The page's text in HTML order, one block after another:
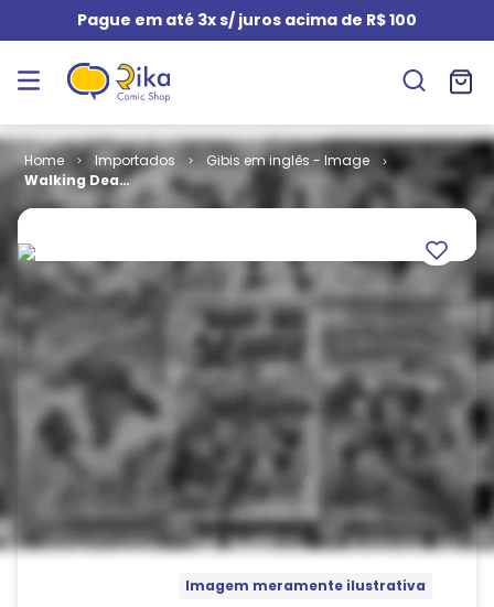
Pague em até 3x s/ juros acima de R$ 100
Importados
Gibis em inglês - Image
Walking Dead
# 15 (TPB)
Imagem meramente ilustrativa